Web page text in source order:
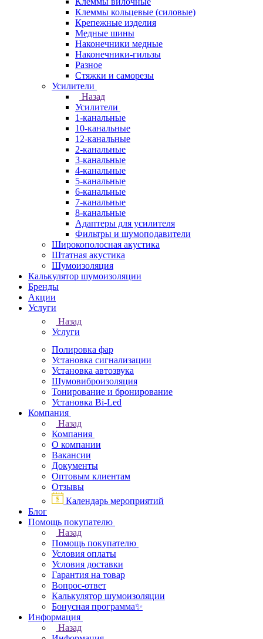
Клеммы кольцевые (силовые)
Крепежные изделия
Медные шины
Наконечники медные
Наконечники-гильзы
Разное
Стяжки и саморезы
Усилители
Назад
Усилители
1-канальные
10-канальные
12-канальные
2-канальные
3-канальные
4-канальные
5-канальные
6-канальные
7-канальные
8-канальные
Адаптеры для усилителя
Фильтры и шумоподавители
Широкополосная акустика
Штатная акустика
Шумоизоляция
Калькулятор шумоизоляции
Бренды
Акции
Услуги
Назад
Услуги
Полировка фар
Установка сигнализации
Установка автозвука
Шумовиброизоляция
Тонирование и бронирование
Установка Bi-Led
Компания
Назад
Компания
О компании
Вакансии
Документы
Оптовым клиентам
Отзывы
Календарь мероприятий
Блог
Помощь покупателю
Назад
Помощь покупателю
Условия оплаты
Условия доставки
Гарантия на товар
Вопрос-ответ
Калькулятор шумоизоляции
Бонусная программа✨
Информация
Назад